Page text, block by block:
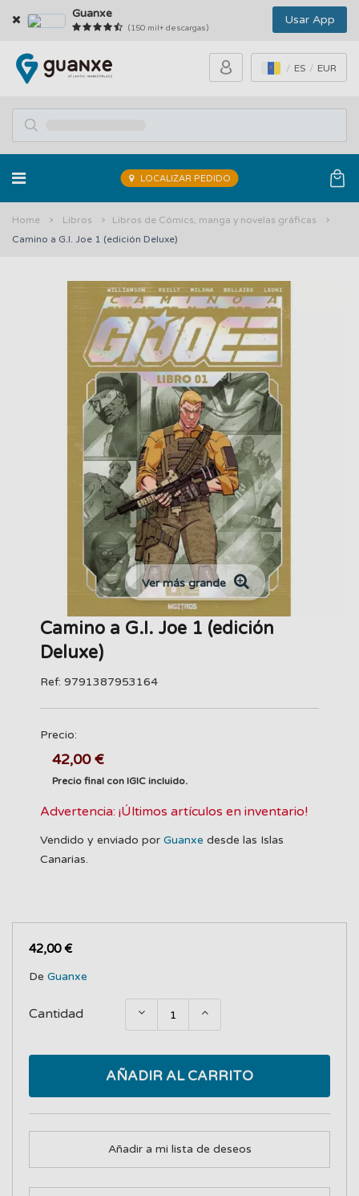
Guanxe
(150 mil+ descargas)
Usar App
ES EUR
LOCALIZAR PEDIDO
Home Libros
Libros de Cómics, manga y novelas gráficas
Camino a G.I. Joe 1 (edición Deluxe)
Ver más grande
Camino a G.I. Joe 1 (edición
Deluxe)
Ref: 9791387953164
Precio:
42,00 €
Precio final con IGIC incluido.
Advertencia: ¡Últimos artículos en inventario!
Vendido y enviado por Guanxe desde las Islas
Canarias.
42,00 €
De Guanxe
Cantidad
AÑADIR AL CARRITO
Añadir a mi lista de deseos